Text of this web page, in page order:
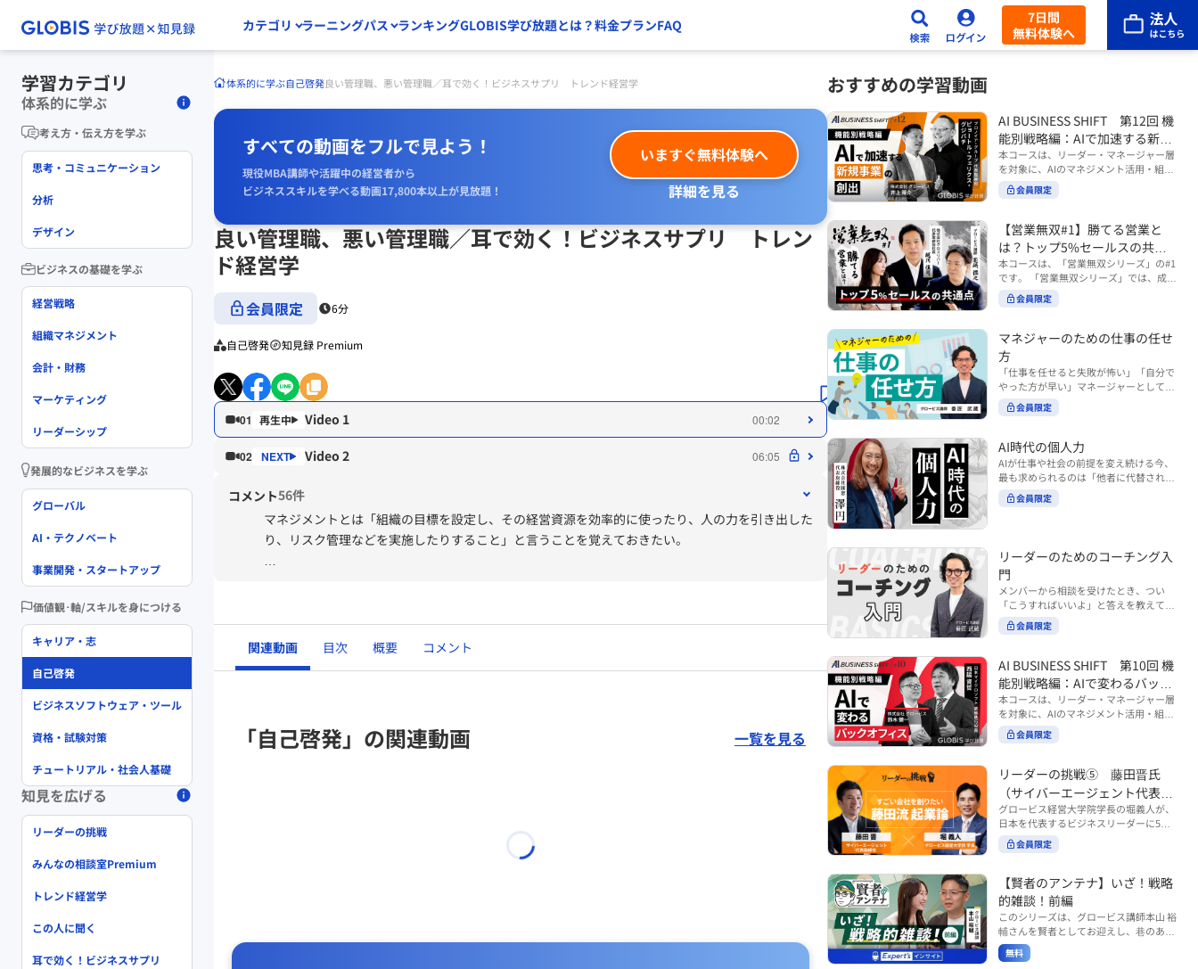
カテゴリ ラーニングパス ランキングGLOBIS学び放題とは？料金プランFAQ
7日間
無料体験へ
体系的に学ぶ自己啓発良い管理職、悪い管理職／耳で効く！ビジネスサプリ トレンド経営学
すべての動画をフルで見よう！
現役MBA講師や活躍中の経営者から
ビジネススキルを学べる動画17,800本以上が見放題！
いますぐ無料体験へ
詳細を見る
良い管理職、悪い管理職／耳で効く！ビジネスサプリ トレン
ド経営学
会員限定 6分
自己啓発 知見録 Premium
01 Video 1 00:02
02 Video 2 06:05
コメント56件
マネジメントとは「組織の目標を設定し、その経営資源を効率的に使ったり、人の力を引き出した
り、リスク管理などを実施したりすること」と言うことを覚えておきたい。
また、「仕事そのものに目を向ける」ことも当然意識したい。
関連動画
目次 概要 コメント
「自己啓発」の関連動画 一覧を見る
おすすめの学習動画
AI BUSINESS SHIFT 第12回 機
能別戦略編：AIで加速する新規
事業の創出
本コースは、リーダー・マネージャー層
を対象に、AIのマネジメント活用・組織
活用を体系的に学ぶ 『AI BUSINESS SHI
FTシリーズ（全12回）』の第12回で
る新規事業の創出」では、新規事業やス
タートアップを取り巻く環境がどのよう
に変化しているのかを俯瞰し、新たな価
値創造と非連続な成長を生み出すため
に、AI時代における事業機会の捉え方
や、成功確率を高めるための考え方につ
携わるリーダー・マネージャーの方 ・AI
を活用して事業創出のスピードや成功確
率を高めたい方 ・AI時代における新規事
業リーダーの役割やマインドセットを学
びたい方 ■AIシフトシリーズとは？ 『AI
BUSINESS SHIFTシリーズ』は以下の3
す。（順次公開） https://unlimited.glo
bis.co.jp/ja/tags/AI%E3%83%93%E3%8
2%B8%E3%83%8D%E3%82%B9%E3%
82%B7%E3%83%95%E3%83%88 ・基
礎編（第1回〜3回）：リーダーやマネー
のリーダーシップや組織変革を中心に学
ぶコース ・機能別戦略編（第8回〜12
回）：AI時代における機能別での戦略の
あり方を中心に学ぶコース より実践的な
AIツールの活用法について学びたい方は
『AI WORK SHIFTシリーズ』をご視聴く
3%BC%E3%82%AF%E3%82%B7%E3%
83%95%E3%83%88 ※本コースは、AIの
マネジメント活用を学ぶ「AIビジネスシ
フト」シリーズの一環として提供してい
ます。 ※本動画は、制作時点の情報に基
づき作成したものです（2026年03月制
会員限定
【営業無双#1】勝てる営業と
は？トップ5%セールスの共通
点
本コースは、「営業無双シリーズ」の#1
です。 「営業無双シリーズ」では、成約
率アップに向けて、お客様に選ばれ続け
る無双の営業になるための実践的な考え
（#2以降は順次公開） 本コースでは、
「勝てる営業とは？トップ5%セールス
の共通点」をテーマに BtoBでお客様に
選ばれる営業の役割 トップ5％のセール
スに共通する行動や考え方 成果につなが
る実践的なポイント などを解説します。
◾️こんな方におすすめ 提案しても顧客に
が多い方 顧客の本当の課題や決裁者の判
断基準をつかみきれず、案件が前に進ま
ない方 再現性のある営業テクニックを身
につけたい方 ※本動画は、制作時点の情
報に基づき作成したものです（2026年7
会員限定
マネジャーのための仕事の任せ
方
「仕事を任せると失敗が怖い」「自分で
やった方が早い」マネージャーとしてメ
ンバーやチームの力を引き出しながら成
果を上げるには、どのように仕事を任せ
い時代において、マネージャーとして成
果を上げ続けるためには、メンバーの個
性や特性を理解し、それに合わせた効果
的な任せ方を身につけることが重要で
す。このコースでは、ソーシャルスタイ
し、自身のリーダーシップを発揮できる
ようになっていきます。 ※本動画は、制
作時点の情報に基づき作成したものです
（2024年12月制作）
会員限定
AI時代の個人力
AIが仕事や社会の前提を変え続ける今、
最も求められるのは「他者に代替されな
い個としての力」“個人力”です。 本コー
スでは、澤円氏の著書『個人力』をもと
ーマは、「Being（ありたい自分）」を
中心に据え、自ら考え（Think）、変化
し（Transform）、協働する（Collabor
ate）ことで、自分らしい価値を発揮し
ていくこと。 リスキリングやAI活用が叫
ばれる今こそ、スキルより先に“自分の
軸”を問うことが重要です。 あなたは何
か？ このコースは、あなたが“ありたい
自分”として生き、キャリアをデザイン
していくための思考と行動のガイドにな
ります。 ※本動画は、制作時点の情報に
基づき作成したものです（2025年11月
制作）
会員限定
リーダーのためのコーチング入
門
メンバーから相談を受けたとき、つい
「こうすればいいよ」と答えを教えてし
まう。 あるいは、「自分で考えてほし
い」と思うあまり、すべて任せきりにし
つつ、自律的に仕事を進めてもらうため
にはどうすればよいのか。 こうした悩み
に直面するリーダー・マネージャーの方
は多いのではないでしょうか。 変化が激
しく、正解のない現代においては、指示
や助言にとどまらず、メンバーの思考を
引き出し、自律的な行動を促す「コーチ
す。 本コースでは、基礎的なコーチング
の考え方を押さえたうえで、実際の職場
で起こりがちな事例をもとに、相手の思
考と行動を引き出す関わり方を学びま
す。 また、代表的なコーチングのフレー
ムワークである「GROWモデル」を取り
の主体性を引き出していくのかを、わか
りやすく解説します。 メンバーとの対話
を、成長を促す機会へと変えていく。そ
の第一歩としておすすめのコースです。
コース内で紹介している「傾聴力」を深
めたい方は、こちらも合わせてご覧くだ
さい。 ・傾聴力 ~リーダーのための聴く
会員限定
AI BUSINESS SHIFT 第10回 機
能別戦略編：AIで変わるバック
オフィス
本コースは、リーダー・マネージャー層
を対象に、AIのマネジメント活用・組織
活用を体系的に学ぶ 『AI BUSINESS SHI
FTシリーズ（全12回）』の第10回で
バックオフィス」では、人事・総務・労
務・経理・情報システムなどのバックオ
フィス領域において、定型業務の自動化
や効率化といった現場レベルのAI活用だ
けでなく、いかにして経営や戦略に貢献
する存在へと進化していくのかについて
考えを深め、学んでいきます。 ■こんな
理・情シスなど、バックオフィス部門を
率いるリーダー・マネージャーの方 ・バ
ックオフィス業務へのAI活用やDX推進を
担っている方 ・AI時代におけるバックオ
フィスの役割や戦略のあり方を考えたい
方 ■AIシフトシリーズとは？ 『AI BUSI
会員限定
リーダーの挑戦⑤ 藤田晋氏
（サイバーエージェント代表取
締役）
グロービス経営大学院学長の堀義人が、
日本を代表するビジネスリーダーに5つ
の質問（能力開発／挑戦／試練／仲間／
志）を投げかけ、その人生哲学を解き明
ーエージェント代表取締役の藤田晋氏。
起業の理由、経営をどうやって学んだ
か、アメーバブログ・ABEMAの立ち上
げ、経営チームづくりについてなど聞い
ていきます。（肩書きは2020年12月11
日撮影当時のもの） 藤田 晋 サイバー
会員限定
【賢者のアンテナ】いざ！戦略
的雑談！前編
このシリーズは、グロービス講師本山 裕
輔さんを賢者としてお迎えし、巷のあり
とあらゆるものを独自の視点で紐解き、
皆様の学びの意欲を刺激するコンテンツ
無料
学習カテゴリ
体系的に学ぶ
考え方・伝え方を学ぶ
思考・コミュニケーション
分析
デザイン
ビジネスの基礎を学ぶ
経営戦略
組織マネジメント
会計・財務
マーケティング
リーダーシップ
発展的なビジネスを学ぶ
グローバル
AI・テクノベート
事業開発・スタートアップ
価値観･軸/スキルを身につける
キャリア・志
自己啓発
ビジネスソフトウェア・ツール
資格・試験対策
チュートリアル・社会人基礎
知見を広げる
リーダーの挑戦
みんなの相談室Premium
トレンド経営学
この人に聞く
耳で効く！ビジネスサプリ